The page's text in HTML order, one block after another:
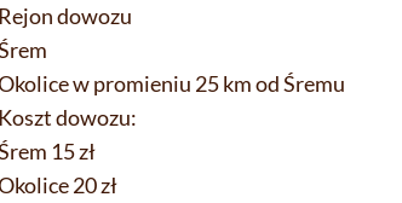
Rejon dowozu
w promieniu 25 km od Śremu
Koszt dowozu:
15 zł
20 zł